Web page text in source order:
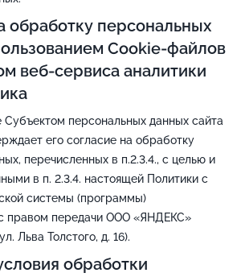
обработку персональных
Cookie-файлов
веб-сервиса аналитики
Субъектом персональных данных сайта
его согласие на обработку
перечисленных в п.2.3.4., с целью и
в п. 2.3.4. настоящей Политики с
системы (программы)
с правом передачи ООО «ЯНДЕКС»
Льва Толстого, д. 16).
обработки